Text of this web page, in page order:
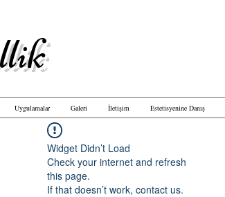
Uygulamalar Galeri İletişim Estetisyenine Danış
Widget Didn’t Load
Check your internet and refresh
this page.
If that doesn’t work, contact us.